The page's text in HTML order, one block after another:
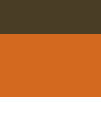
содержанию